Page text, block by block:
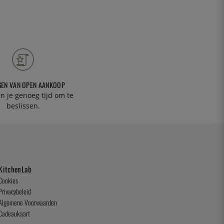
VAN OPEN AANKOOP
je genoeg tijd om te
beslissen.
Voorwaarden